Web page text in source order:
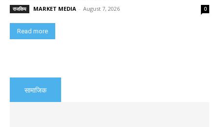
राजकिय MARKET MEDIA - August 7, 2026 0
Read more
सामाजिक